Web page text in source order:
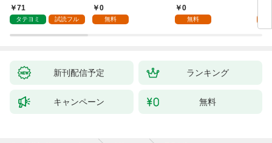
ていただきます！
71
タテヨミ 試読フル
抱かれて困ってます 第
1話
0
無料
0
無料
ま
新刊配信予定 ランキング
キャンペーン 無料